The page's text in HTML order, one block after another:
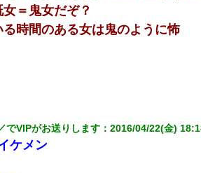
女と付き合うも現実を知ってしまい無事
ストックしてる」Ａ「ずるい！クレク
「ケーチ！バーカ！」→ 後日、Ａ旦那が
＝鬼女だぞ？
時間のある女は鬼のように怖
でVIPがお送りします ：2016/04/22(金)
ケメン